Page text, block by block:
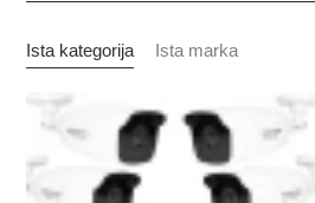
Ista kategorija Ista marka